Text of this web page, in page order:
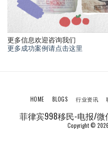
更多信息欢迎咨询我们
更多成功案例请点击这里
菲律宾998移民-电报/微
Copyright ©
HOME BLOGS 行业资讯